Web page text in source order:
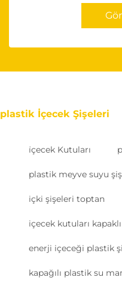
plastik İçecek Şişeleri
i̇çecek Kutuları
plastik meyve suyu
içki şişeleri toptan
içecek kutuları kapaklı
enerji içeceği plastik
kapağılı plastik su